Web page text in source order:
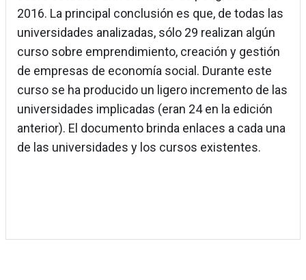
2016. La principal conclusión es que, de todas las
universidades analizadas, sólo 29 realizan algún
curso sobre emprendimiento, creación y gestión
de empresas de economía social. Durante este
curso se ha producido un ligero incremento de las
universidades implicadas (eran 24 en la edición
anterior). El documento brinda enlaces a cada una
de las universidades y los cursos existentes.